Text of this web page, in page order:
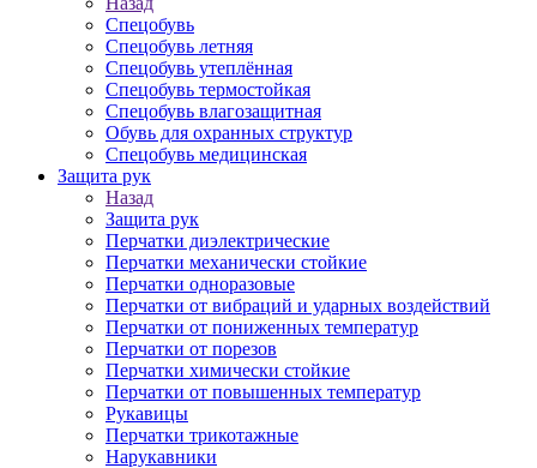
Спецобувь
Спецобувь летняя
Спецобувь утеплённая
Спецобувь термостойкая
Спецобувь влагозащитная
Обувь для охранных структур
Спецобувь медицинская
Защита рук
Назад
Защита рук
Перчатки диэлектрические
Перчатки механически стойкие
Перчатки одноразовые
Перчатки от вибраций и ударных воздействий
Перчатки от пониженных температур
Перчатки от порезов
Перчатки химически стойкие
Перчатки от повышенных температур
Рукавицы
Перчатки трикотажные
Нарукавники